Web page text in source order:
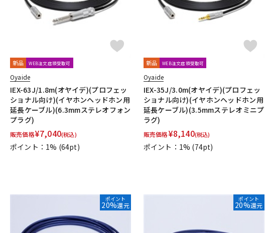
新品 WEB注文店頭受取可
Oyaide
IEX-63J/1.8m(オヤイデ)(プロフェッ
ショナル向け)(イヤホンヘッドホン用
延長ケーブル)(6.3mmステレオフォン
プラグ)
販売価格¥7,040(税込)
ポイント：1% (64pt)
新品 WEB注文店頭受取可
Oyaide
IEX-35J/3.0m(オヤイデ)(プロフェッ
ショナル向け)(イヤホンヘッドホン用
延長ケーブル)(3.5mmステレオミニプ
ラグ)
販売価格¥8,140(税込)
ポイント：1% (74pt)
ポイント
20%還元
ポイント
20%還元